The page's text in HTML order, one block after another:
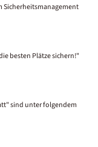
Sicherheitsmanagement
besten Plätze sichern!"
sind unter folgendem